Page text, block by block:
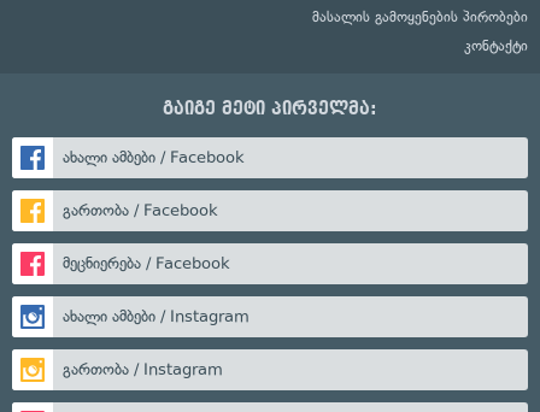
მასალის გამოყენების პირობები
კონტაქტი
გაიგე მეტი პირველმა:
ახალი ამბები / Facebook
გართობა / Facebook
მეცნიერება / Facebook
ახალი ამბები / Instagram
გართობა / Instagram